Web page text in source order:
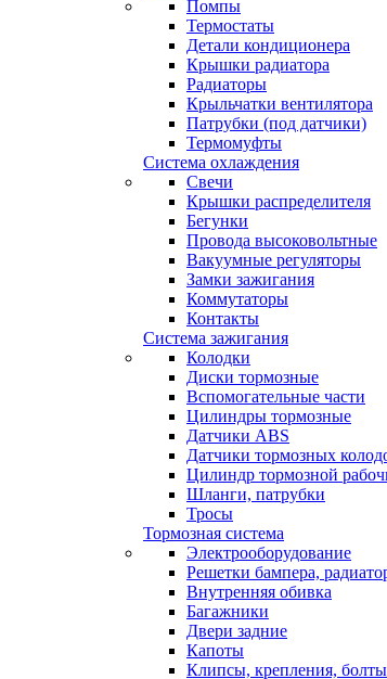
Помпы
Термостаты
Детали кондиционера
Крышки радиатора
Радиаторы
Крыльчатки вентилятора
Патрубки (под датчики)
Термомуфты
Система охлаждения
Свечи
Крышки распределителя
Бегунки
Провода высоковольтные
Вакуумные регуляторы
Замки зажигания
Коммутаторы
Контакты
Система зажигания
Колодки
Диски тормозные
Вспомогательные части
Цилиндры тормозные
Датчики ABS
Датчики тормозных
Цилиндр тормозной
Шланги, патрубки
Тросы
Тормозная система
Электрооборудование
Решетки бампера,
Внутренняя обивка
Багажники
Двери задние
Капоты
Клипсы, крепления, болты